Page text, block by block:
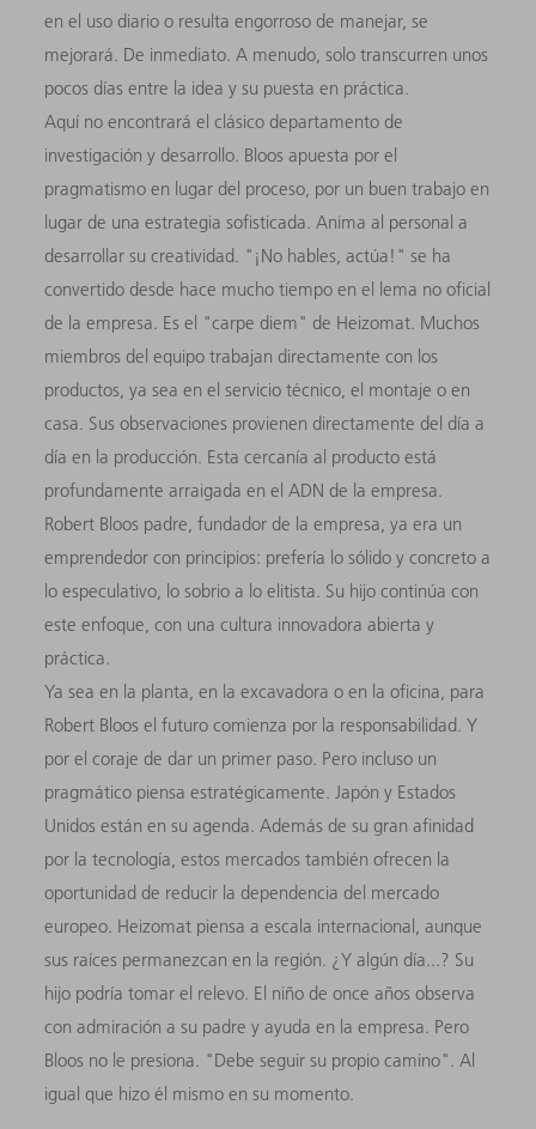
en el uso diario o resulta engorroso de manejar, se
mejorará. De inmediato. A menudo, solo transcurren unos
pocos días entre la idea y su puesta en práctica.
Aquí no encontrará el clásico departamento de
investigación y desarrollo. Bloos apuesta por el
pragmatismo en lugar del proceso, por un buen trabajo en
lugar de una estrategia sofisticada. Anima al personal a
desarrollar su creatividad. "¡No hables, actúa!" se ha
convertido desde hace mucho tiempo en el lema no oficial
de la empresa. Es el "carpe diem" de Heizomat. Muchos
miembros del equipo trabajan directamente con los
productos, ya sea en el servicio técnico, el montaje o en
casa. Sus observaciones provienen directamente del día a
día en la producción. Esta cercanía al producto está
profundamente arraigada en el ADN de la empresa.
Robert Bloos padre, fundador de la empresa, ya era un
emprendedor con principios: prefería lo sólido y concreto a
lo especulativo, lo sobrio a lo elitista. Su hijo continúa con
este enfoque, con una cultura innovadora abierta y
práctica.
Ya sea en la planta, en la excavadora o en la oficina, para
Robert Bloos el futuro comienza por la responsabilidad. Y
por el coraje de dar un primer paso. Pero incluso un
pragmático piensa estratégicamente. Japón y Estados
Unidos están en su agenda. Además de su gran afinidad
por la tecnología, estos mercados también ofrecen la
oportunidad de reducir la dependencia del mercado
europeo. Heizomat piensa a escala internacional, aunque
sus raíces permanezcan en la región. ¿Y algún día...? Su
hijo podría tomar el relevo. El niño de once años observa
con admiración a su padre y ayuda en la empresa. Pero
Bloos no le presiona. "Debe seguir su propio camino". Al
igual que hizo él mismo en su momento.